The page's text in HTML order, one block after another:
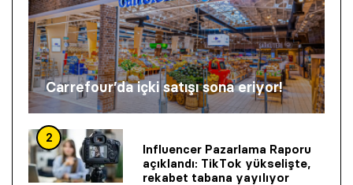
Carrefour’da içki satışı sona eriyor!
2
Influencer Pazarlama Raporu
açıklandı: TikTok yükselişte,
rekabet tabana yayılıyor